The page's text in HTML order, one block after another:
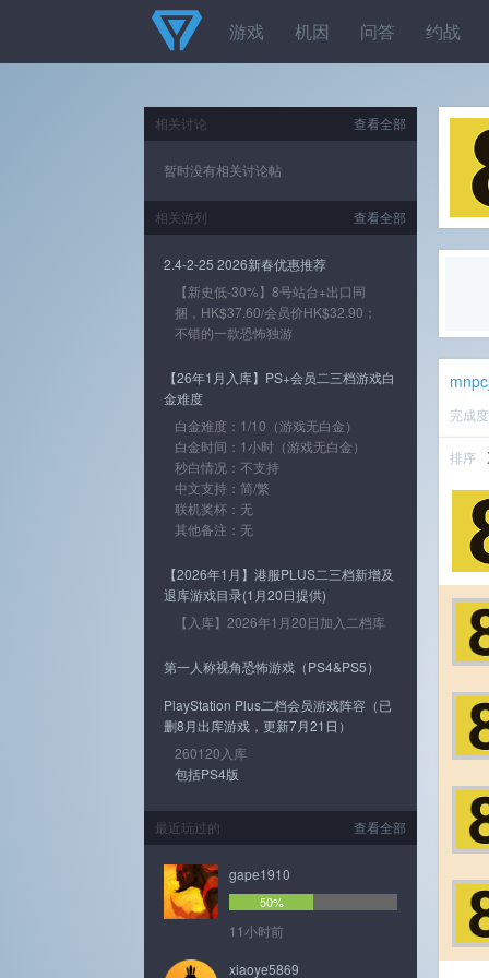
游戏 机因 问答 约战
完成度
排序
查看全部
相关讨论
暂时没有相关讨论帖
查看全部
相关游列
2.4-2-25 2026新春优惠推荐
【新史低-30%】8号站台+出口同
捆，HK$37.60/会员价HK$32.90；
不错的一款恐怖独游
【26年1月入库】PS+会员二三档游戏白
金难度
白金难度：1/10（游戏无白金）
白金时间：1小时（游戏无白金）
秒白情况：不支持
中文支持：简/繁
联机奖杯：无
其他备注：无
【2026年1月】港服PLUS二三档新增及
退库游戏目录(1月20日提供)
【入库】2026年1月20日加入二档库
第一人称视角恐怖游戏（PS4&PS5）
PlayStation Plus二档会员游戏阵容（已
删8月出库游戏，更新7月21日）
260120入库
包括PS4版
查看全部
最近玩过的
gape1910
50%
11小时前
xiaoye5869